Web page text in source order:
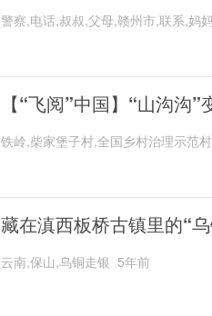
警察,电话,叔叔,父母,赣州市,联系,妈
【“飞阅”中国】“山沟沟
铁岭,柴家堡子村,全国乡村治理示范
藏在滇西板桥古镇里的“
云南,保山,乌铜走银 5年前